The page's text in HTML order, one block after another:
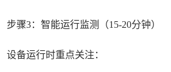
步骤3：智能运行监测（15-20分钟）
设备运行时重点关注：